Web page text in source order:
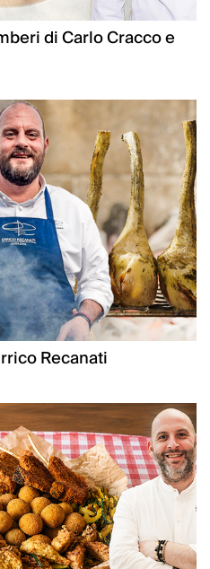
di Carlo Cracco e
Recanati